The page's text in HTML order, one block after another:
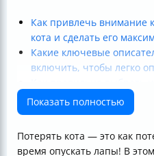
Как привлечь внимание
кота и сделать его
Какие ключевые
включить, чтобы легко
для объявления
Рекомендации для
Как обеспечить быстрый
Показать полностью
Потерять кота — это как
время опускать лапы! В